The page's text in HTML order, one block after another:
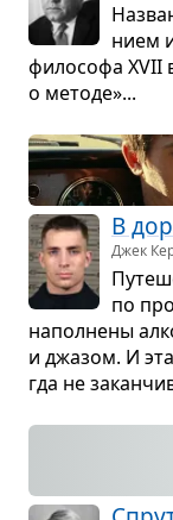
нием
фило­софа XVII
о методе»...
В
Джек
по
напол­нены
и джа­зом. И
гда не